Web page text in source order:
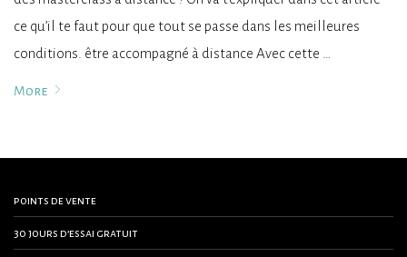
ce qu’il te faut pour que tout se passe dans les meilleures
conditions. être accompagné à distance Avec cette …
More
points de vente
30 jours d’essai gratuit